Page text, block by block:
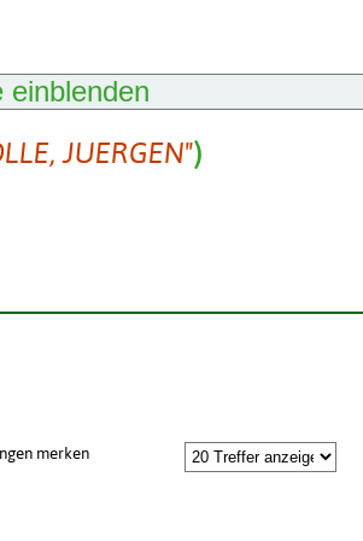
einblenden
JUERGEN")
merken